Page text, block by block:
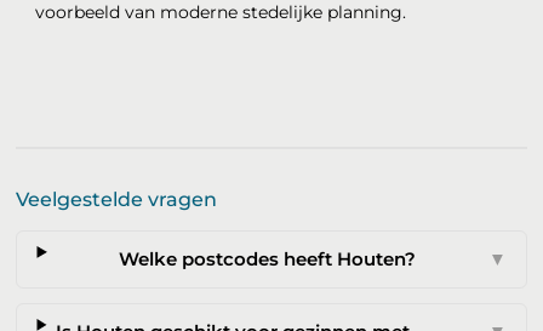
voorbeeld van moderne stedelijke planning.
Veelgestelde vragen
Welke postcodes heeft Houten? ▼